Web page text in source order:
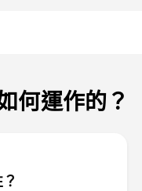
何運作的？